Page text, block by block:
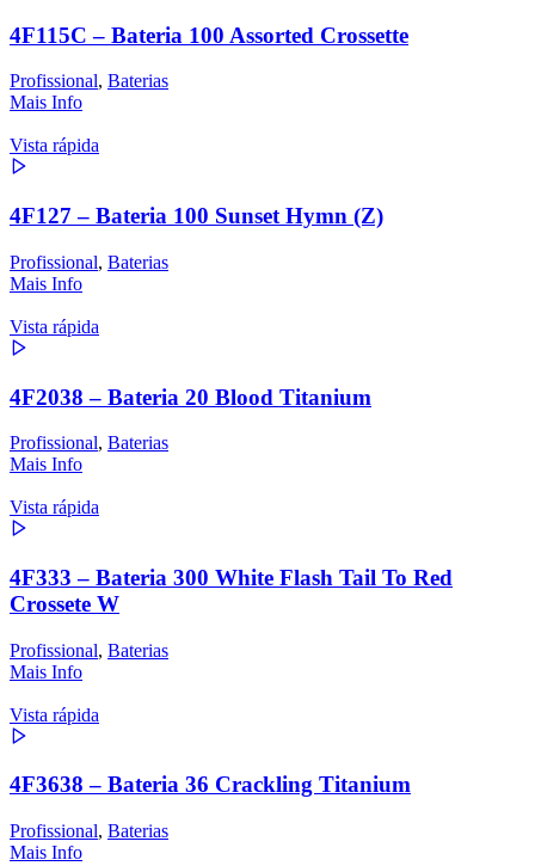
4F115C – Bateria 100 Assorted Crossette
Profissional, Baterias
Mais Info
Vista rápida
4F127 – Bateria 100 Sunset Hymn (Z)
Profissional, Baterias
Mais Info
Vista rápida
4F2038 – Bateria 20 Blood Titanium
Profissional, Baterias
Mais Info
Vista rápida
4F333 – Bateria 300 White Flash Tail To Red
Crossete W
Profissional, Baterias
Mais Info
Vista rápida
4F3638 – Bateria 36 Crackling Titanium
Profissional, Baterias
Mais Info